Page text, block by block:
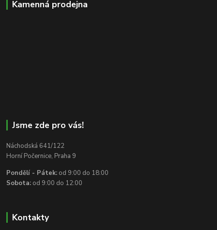
Kamenná prodejna
Jsme zde pro vás!
Náchodská 641/122
Horní Počernice, Praha 9
Pondělí - Pátek: od 9:00 do 18:00
Sobota: od 9:00 do 12:00
Kontakty